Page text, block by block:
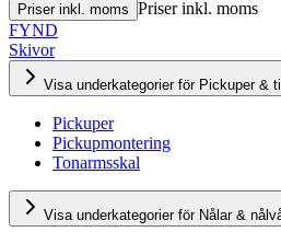
Priser inkl. moms Priser inkl. moms
FYND
Skivor
Visa underkategorier för Pickuper &
Pickuper
Pickupmontering
Tonarmsskal
Visa underkategorier för Nålar &